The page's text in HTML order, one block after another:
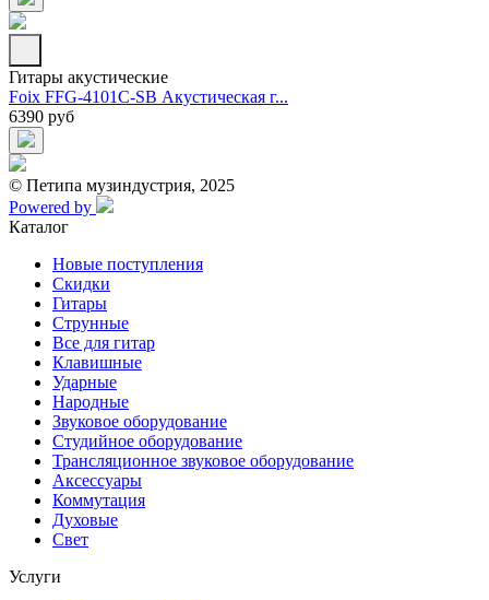
Гитары акустические
Foix FFG-4101C-SB Акустическая г...
6390 руб
© Петипа музиндустрия, 2025
Powered by
Каталог
Новые поступления
Скидки
Гитары
Струнные
Все для гитар
Клавишные
Ударные
Народные
Звуковое оборудование
Студийное оборудование
Трансляционное звуковое оборудование
Аксессуары
Коммутация
Духовые
Свет
Услуги